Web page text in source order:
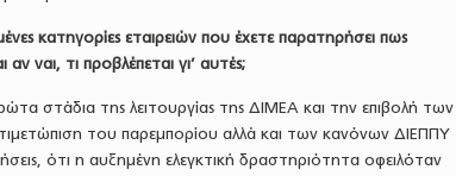
κατηγορίες εταιρειών που έχετε παρατηρήσει πως
ναι, τι προβλέπεται γι’ αυτές;
στάδια της λειτουργίας της ΔΙΜΕΑ και την επιβολή των
του παρεμπορίου αλλά και των κανόνων ΔΙΕΠΠΥ
ότι η αυξημένη ελεγκτική δραστηριότητα οφειλόταν